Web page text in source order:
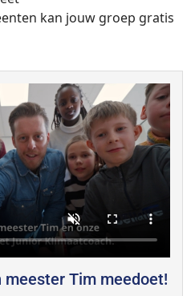
kan jouw groep gratis
meester Tim meedoet!